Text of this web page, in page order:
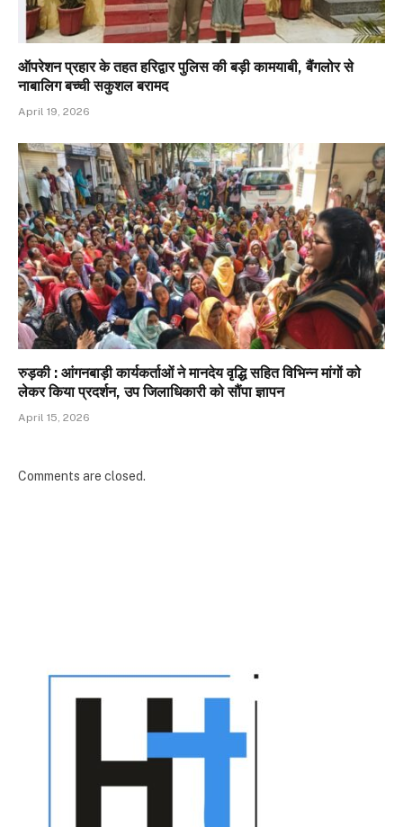
ऑपरेशन प्रहार के तहत हरिद्वार पुलिस की बड़ी कामयाबी, बैंगलोर से
नाबालिग बच्ची सकुशल बरामद
April 19, 2026
रुड़की : आंगनबाड़ी कार्यकर्ताओं ने मानदेय वृद्धि सहित विभिन्न मांगों को
लेकर किया प्रदर्शन, उप जिलाधिकारी को सौंपा ज्ञापन
April 15, 2026
Comments are closed.